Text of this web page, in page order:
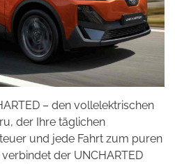
– den vollelektrischen
der Ihre täglichen
und jede Fahrt zum puren
der UNCHARTED